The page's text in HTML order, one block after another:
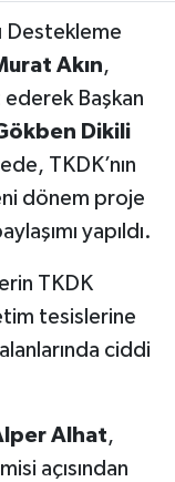
Destekleme
Akın,
ederek Başkan
Dikili
TKDK’nın
dönem proje
yapıldı.
TKDK
tesislerine
ciddi
Alhat,
açısından